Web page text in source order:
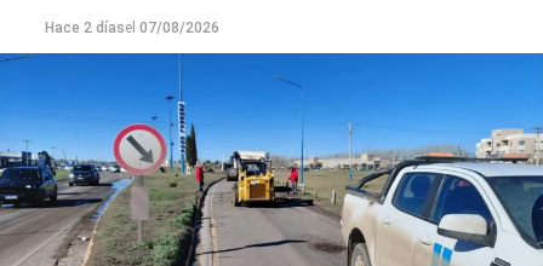
con las condiciones que presenta el río.
Hace 2 díasel 07/08/2026